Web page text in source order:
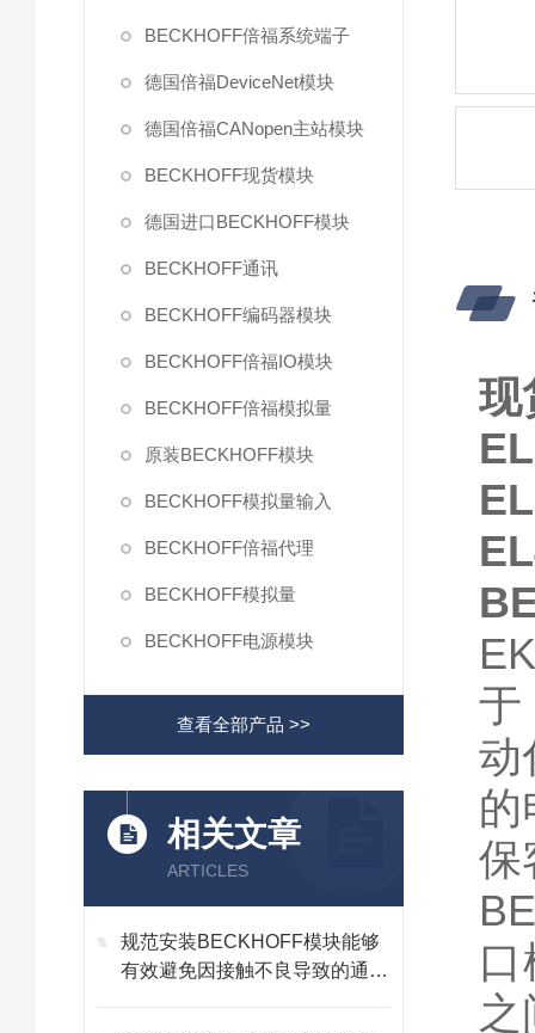
BECKHOFF倍福系统端子
德国倍福DeviceNet模块
德国倍福CANopen主站模块
BECKHOFF现货模块
德国进口BECKHOFF模块
BECKHOFF通讯
BECKHOFF编码器模块
BECKHOFF倍福IO模块
BECKHOFF倍福模拟量
原装BECKHOFF模块
BECKHOFF模拟量输入
BECKHOFF倍福代理
BECKHOFF模拟量
BECKHOFF电源模块
查看全部产品 >>
相关文章
ARTICLES
规范安装BECKHOFF模块能够
有效避免因接触不良导致的通讯
现
于
动
的
保